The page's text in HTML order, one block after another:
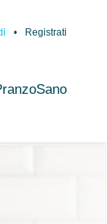
Registrati